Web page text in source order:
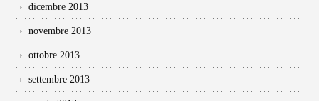
dicembre 2013
novembre 2013
ottobre 2013
settembre 2013